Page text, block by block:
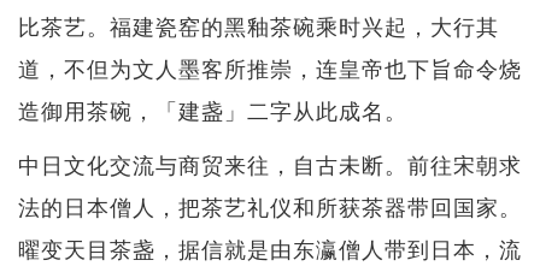
比茶艺。福建瓷窑的黑釉茶碗乘时兴起，大行其
道，不但为文人墨客所推崇，连皇帝也下旨命令烧
造御用茶碗，「建盏」二字从此成名。
中日文化交流与商贸来往，自古未断。前往宋朝求
法的日本僧人，把茶艺礼仪和所获茶器带回国家。
曜变天目茶盏，据信就是由东瀛僧人带到日本，流